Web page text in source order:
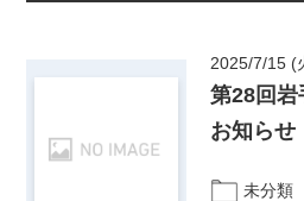
2025/7/15 (
第28回岩
お知らせ
未分類